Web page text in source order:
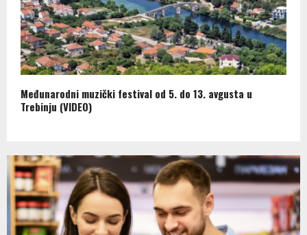
Međunarodni muzički festival od 5. do 13. avgusta u
Trebinju (VIDEO)